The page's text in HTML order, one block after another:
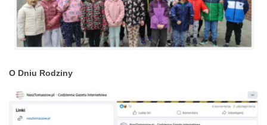
O Dniu Rodziny